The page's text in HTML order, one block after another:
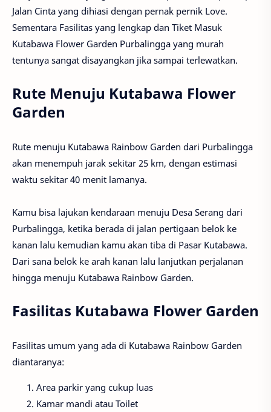
Jalan Cinta yang dihiasi dengan pernak pernik Love.
Sementara Fasilitas yang lengkap dan Tiket Masuk
Kutabawa Flower Garden Purbalingga yang murah
tentunya sangat disayangkan jika sampai terlewatkan.
Rute Menuju Kutabawa Flower
Garden
Rute menuju Kutabawa Rainbow Garden dari Purbalingga
akan menempuh jarak sekitar 25 km, dengan estimasi
waktu sekitar 40 menit lamanya.
Kamu bisa lajukan kendaraan menuju Desa Serang dari
Purbalingga, ketika berada di jalan pertigaan belok ke
kanan lalu kemudian kamu akan tiba di Pasar Kutabawa.
Dari sana belok ke arah kanan lalu lanjutkan perjalanan
hingga menuju Kutabawa Rainbow Garden.
Fasilitas Kutabawa Flower Garden
Fasilitas umum yang ada di Kutabawa Rainbow Garden
diantaranya:
Area parkir yang cukup luas
Kamar mandi atau Toilet